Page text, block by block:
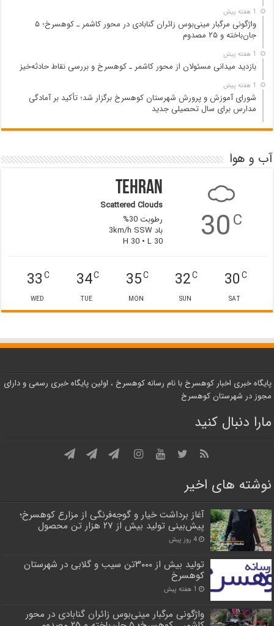
1 هفته پیش
واژگونی مرگبار مینی‌بوس زائران گنابادی در محور کاشمر ـ کوهسرخ؛ ۵
جان‌باخته و ۲۵ مصدوم
1 هفته پیش
بازدید میدانی مسئولان از محور کاشمر ـ کوهسرخ و بررسی نقاط حادثه‌خیز
1 هفته پیش
شورای آموزش و پرورش شهرستان کوهسرخ برگزار شد؛ تأکید بر آمادگی
مدارس برای سال تحصیلی جدید
آب و هوا
30C
Tehran
Scattered Clouds
رطوبت 30%
باد 3km/h SSW
H 30 • L 30
30C
SAT
32C
SUN
35C
MON
34C
TUE
33C
WED
پایگاه خبری اخبار کوهسرخ با نام رسانه کوهسرخ ، اولین پایگاه خبری رسمی و دارای
مجوز در شهرستان کوهسرخ
مارا دنبال کنید
نوشته های اخیر
آغاز برداشت خیار و گوجه‌فرنگی از مزارع کوهسرخ؛
پیش‌بینی تولید بیش از ۲۷ هزار تن محصول
4 روز پیش
تولید بیش از ۳۰۰۰تن سیب و گلابی در شهرستان
کوهسرخ
1 هفته پیش
واژگونی مرگبار مینی‌بوس زائران گنابادی در محور